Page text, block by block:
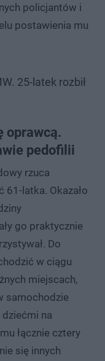
policjantów i
postawienia mu
25-latek rozbił
oprawcą.
pedofilii
rzuca
61-latka. Okazało
go praktycznie
Do
w ciągu
miejscach,
samochodzie
dziećmi na
łącznie cztery
się innych